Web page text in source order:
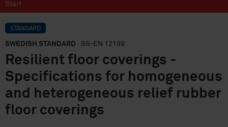
Start
STANDARD
SWEDISH STANDARD · SS-EN 12199
Resilient floor coverings -
Specifications for homogeneous
and heterogeneous relief rubber
floor coverings